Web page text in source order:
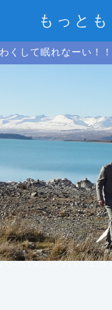
もっと
くして眠れなーい！